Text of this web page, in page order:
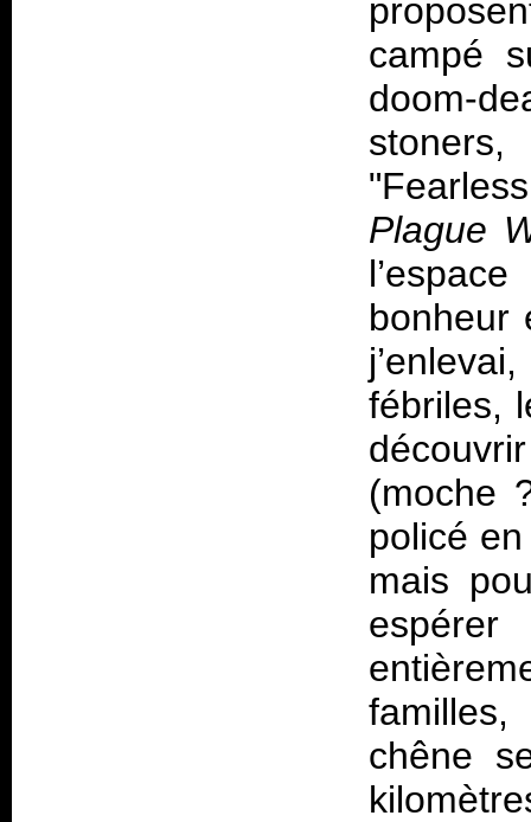
campé
doom-
Plague
bonheur
fébriles,
(moche
policé
mais
chêne